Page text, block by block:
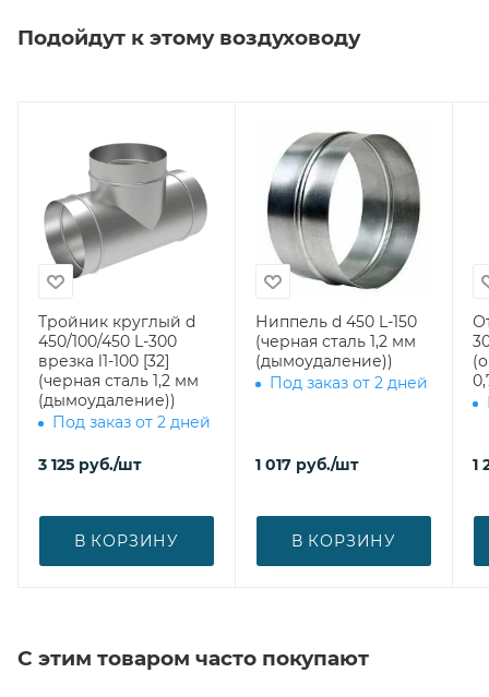
Подойдут к этому воздуховоду
Тройник круглый d
450/100/450 L-300
врезка l1-100 [32]
(черная сталь 1,2 мм
(дымоудаление))
Под заказ от 2 дней
3 125 руб./шт
В КОРЗИНУ
Ниппель d 450 L-150
(черная сталь 1,2 мм
(дымоудаление))
Под заказ от 2 дней
1 017 руб./шт
В КОРЗИНУ
1
С этим товаром часто покупают